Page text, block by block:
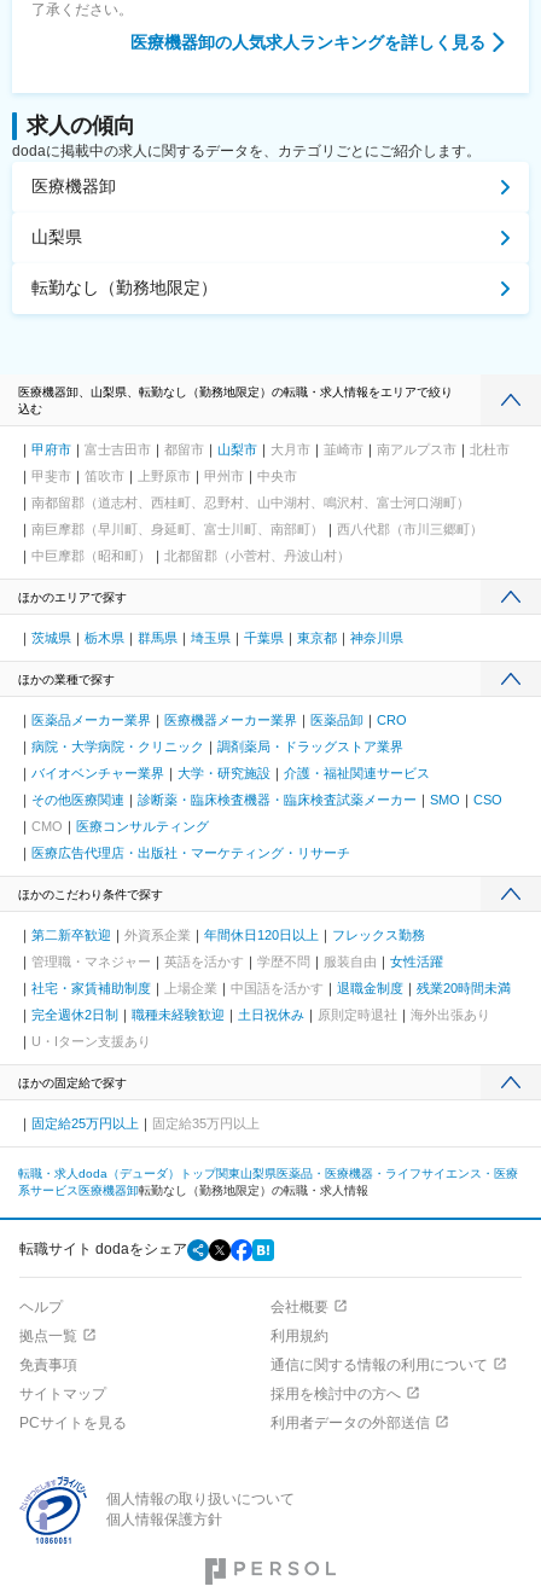
了承ください。
医療機器卸の人気求人ランキングを詳しく見る
求人の傾向
dodaに掲載中の求人に関するデータを、カテゴリごとにご紹介します。
医療機器卸
山梨県
転勤なし（勤務地限定）
医療機器卸、山梨県、転勤なし（勤務地限定）の転職・求人情報をエリアで絞り
込む
甲府市 富士吉田市 都留市 山梨市 大月市 韮崎市 南アルプス市
北杜市
甲斐市
笛吹市 上野原市 甲州市
中央市
南都留郡（道志村、西桂町、忍野村、山中湖村、鳴沢村、富士河口湖町）
南巨摩郡（早川町、身延町、富士川町、南部町）
西八代郡（市川三郷町）
中巨摩郡（昭和町）
北都留郡（小菅村、丹波山村）
ほかのエリアで探す
茨城県 栃木県 群馬県 埼玉県 千葉県 東京都 神奈川県
ほかの業種で探す
医薬品メーカー業界 医療機器メーカー業界 医薬品卸
CRO
病院・大学病院・クリニック
調剤薬局・ドラッグストア業界
バイオベンチャー業界
大学・研究施設
介護・福祉関連サービス
その他医療関連
診断薬・臨床検査機器・臨床検査試薬メーカー SMO
CSO
CMO
医療コンサルティング
医療広告代理店・出版社・マーケティング・リサーチ
ほかのこだわり条件で探す
第二新卒歓迎 外資系企業 年間休日120日以上
フレックス勤務
管理職・マネジャー
英語を活かす 学歴不問 服装自由
女性活躍
社宅・家賃補助制度
上場企業 中国語を活かす 退職金制度
残業20時間未満
完全週休2日制
職種未経験歓迎 土日祝休み 原則定時退社
海外出張あり
U・Iターン支援あり
ほかの固定給で探す
固定給25万円以上 固定給35万円以上
転職・求人doda（デューダ）トップ関東山梨県医薬品・医療機器・ライフサイエンス・医療
系サービス 医療機器卸転勤なし（勤務地限定）の転職・求人情報
転職サイト dodaをシェア
ヘルプ
会社概要
拠点一覧
利用規約
免責事項
通信に関する情報の利用について
サイトマップ
採用を検討中の方へ
PCサイトを見る
利用者データの外部送信
個人情報の取り扱いについて
個人情報保護方針